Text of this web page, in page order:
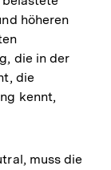
höheren
die in der
die
kennt,
muss die